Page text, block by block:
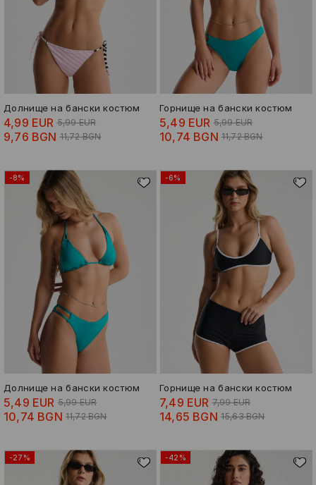
Долнище на бански костюм
4,99 EUR 5,99 EUR
9,76 BGN 11,72 BGN
Горнище на бански костюм
5,49 EUR 5,99 EUR
10,74 BGN 11,72 BGN
-8%
Долнище на бански костюм
5,49 EUR 5,99 EUR
10,74 BGN 11,72 BGN
-6%
Горнище на бански костюм
7,49 EUR 7,99 EUR
14,65 BGN 15,63 BGN
-27% -42%